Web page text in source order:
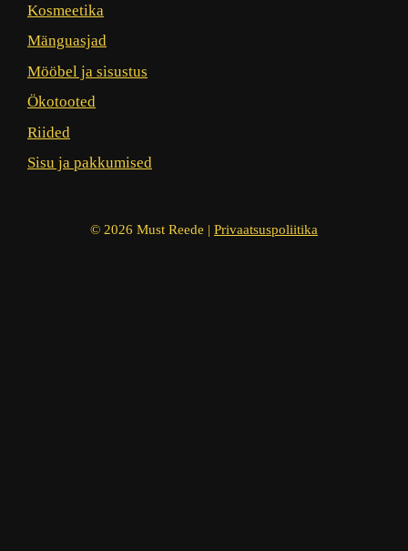
Kosmeetika
Mänguasjad
Mööbel ja sisustus
Ökotooted
Riided
Sisu ja pakkumised
© 2026 Must Reede | Privaatsuspoliitika